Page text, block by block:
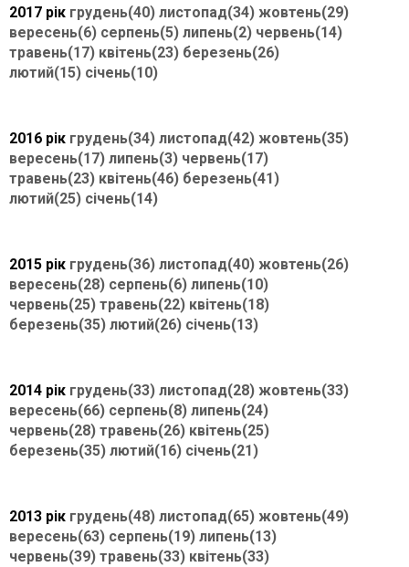
2017 рік грудень(40) листопад(34) жовтень(29)
вересень(6) серпень(5) липень(2) червень(14)
травень(17) квітень(23) березень(26)
лютий(15) січень(10)
2016 рік грудень(34) листопад(42) жовтень(35)
вересень(17) липень(3) червень(17)
травень(23) квітень(46) березень(41)
лютий(25) січень(14)
2015 рік грудень(36) листопад(40) жовтень(26)
вересень(28) серпень(6) липень(10)
червень(25) травень(22) квітень(18)
березень(35) лютий(26) січень(13)
2014 рік грудень(33) листопад(28) жовтень(33)
вересень(66) серпень(8) липень(24)
червень(28) травень(26) квітень(25)
березень(35) лютий(16) січень(21)
2013 рік грудень(48) листопад(65) жовтень(49)
вересень(63) серпень(19) липень(13)
червень(39) травень(33) квітень(33)